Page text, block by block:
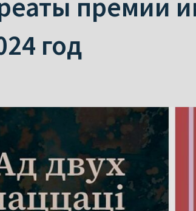
год